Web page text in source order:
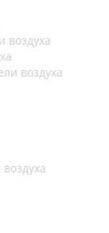
воздуха
воздуха